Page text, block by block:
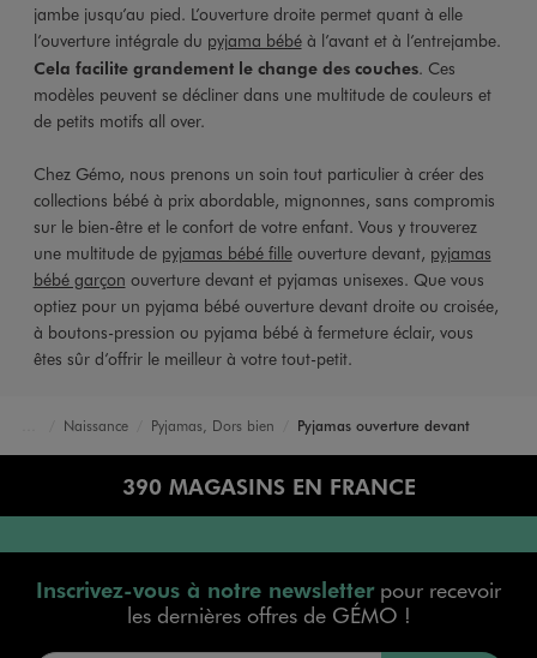
jambe jusqu’au pied. L’ouverture droite permet quant à elle
l’ouverture intégrale du pyjama bébéà l’avant et à l’entrejambe.
Cela facilite grandement le change des couches. Ces
modèles peuvent se décliner dans une multitude de couleurs et
de petits motifs all over.
Chez Gémo, nous prenons un soin tout particulier à créer des
collections bébé à prix abordable, mignonnes, sans compromis
sur le bien-être et le confort de votre enfant. Vous y trouverez
une multitude de pyjamas bébé filleouverture devant, pyjamas
bébé garçon ouverture devant et pyjamas unisexes. Que vous
optiez pour un pyjama bébé ouverture devant droite ou croisée,
à boutons-pression ou pyjama bébé à fermeture éclair, vous
êtes sûr d’offrir le meilleur à votre tout-petit.
Naissance Pyjamas, Dors bien Pyjamas ouverture devant
390 MAGASINS EN FRANCE
Inscrivez-vous à notre newsletterpour recevoir
les dernières offres de GÉMO !